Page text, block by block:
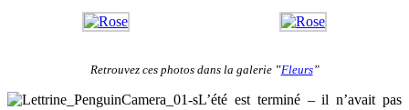
Retrouvez ces photos dans la galerie ‟Fleurs”
L’été est terminé – il n’avait pas